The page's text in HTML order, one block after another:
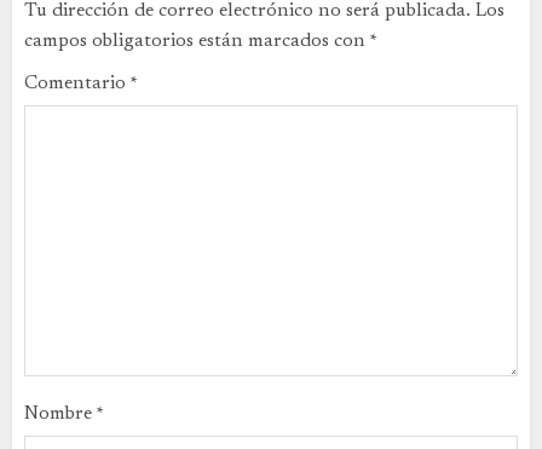
Tu dirección de correo electrónico no será publicada. Los
campos obligatorios están marcados con *
Comentario *
Nombre *